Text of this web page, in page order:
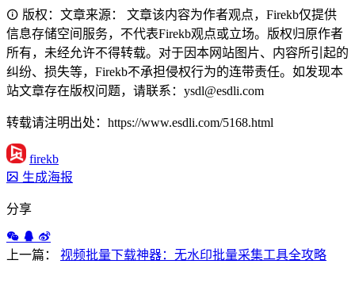
版权：文章来源： 文章该内容为作者观点，Firekb仅提供
信息存储空间服务，不代表Firekb观点或立场。版权归原作者
所有，未经允许不得转载。对于因本网站图片、内容所引起的
纠纷、损失等，Firekb不承担侵权行为的连带责任。如发现本
站文章存在版权问题，请联系：ysdl@esdli.com
转载请注明出处：https://www.esdli.com/5168.html
firekb
生成海报
分享
上一篇： 视频批量下载神器：无水印批量采集工具全攻略